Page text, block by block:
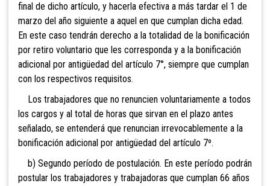
final de dicho artículo, y hacerla efectiva a más tardar el 1 de
marzo del año siguiente a aquel en que cumplan dicha edad.
En este caso tendrán derecho a la totalidad de la bonificación
por retiro voluntario que les corresponda y a la bonificación
adicional por antigüedad del artículo 7°, siempre que cumplan
con los respectivos requisitos.
Los trabajadores que no renuncien voluntariamente a todos
los cargos y al total de horas que sirvan en el plazo antes
señalado, se entenderá que renuncian irrevocablemente a la
bonificación adicional por antigüedad del artículo 7º.
b) Segundo período de postulación. En este período podrán
postular los trabajadores y trabajadoras que cumplan 66 años